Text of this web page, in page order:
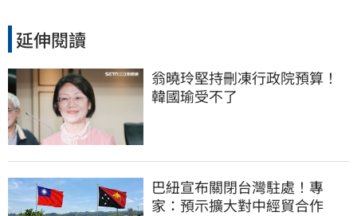
延伸閱讀
翁曉玲堅持刪凍行政院預算！
韓國瑜受不了
巴紐宣布關閉台灣駐處！專
家：預示擴大對中經貿合作